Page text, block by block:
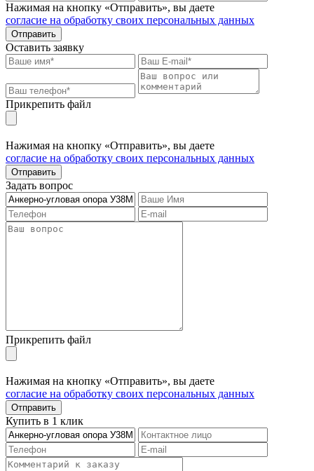
Нажимая на кнопку «Отправить», вы даете
согласие на обработку своих персональных данных
Отправить
Оставить заявку
Прикрепить файл
Нажимая на кнопку «Отправить», вы даете
согласие на обработку своих персональных данных
Отправить
Задать вопрос
Прикрепить файл
Нажимая на кнопку «Отправить», вы даете
согласие на обработку своих персональных данных
Отправить
Купить в 1 клик